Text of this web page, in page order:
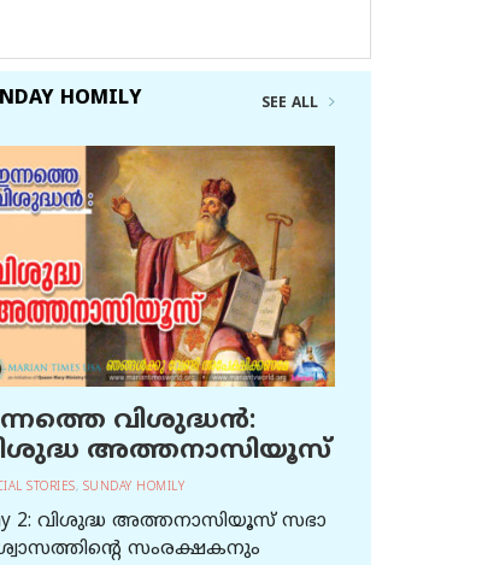
HOMILY SEE ALL
വിശുദ്ധന്‍:
അത്തനാസിയൂസ്
STORIES, SUNDAY HOMILY
2: വിശുദ്ധ അത്തനാസിയൂസ് സഭാ
സംരക്ഷകനും